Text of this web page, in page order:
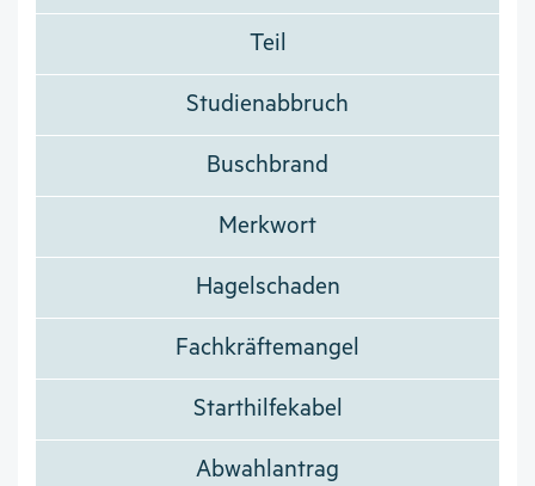
Teil
Studienabbruch
Buschbrand
Merkwort
Hagelschaden
Fachkräftemangel
Starthilfekabel
Abwahlantrag